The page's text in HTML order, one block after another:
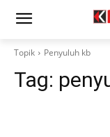
Topik Penyuluh kb
Tag: